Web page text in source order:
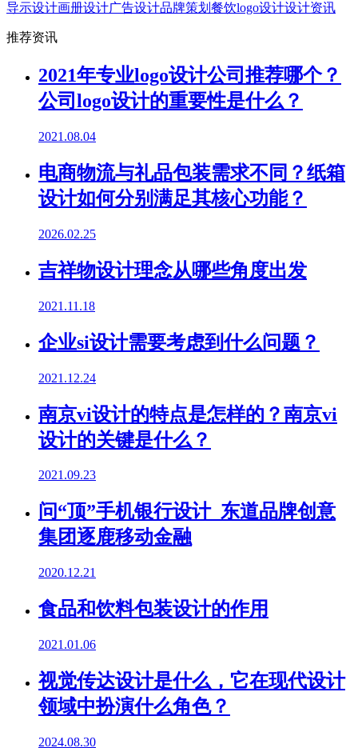
导示设计画册设计广告设计品牌策划 餐饮logo设计设计资讯
推荐资讯
2021年专业logo设计公司推荐哪个？
公司logo设计的重要性是什么？
2021.08.04
电商物流与礼品包装需求不同？纸箱
设计如何分别满足其核心功能？
2026.02.25
吉祥物设计理念从哪些角度出发
2021.11.18
企业si设计需要考虑到什么问题？
2021.12.24
南京vi设计的特点是怎样的？南京vi
设计的关键是什么？
2021.09.23
问“顶”手机银行设计 东道品牌创意
集团逐鹿移动金融
2020.12.21
食品和饮料包装设计的作用
2021.01.06
视觉传达设计是什么，它在现代设计
领域中扮演什么角色？
2024.08.30